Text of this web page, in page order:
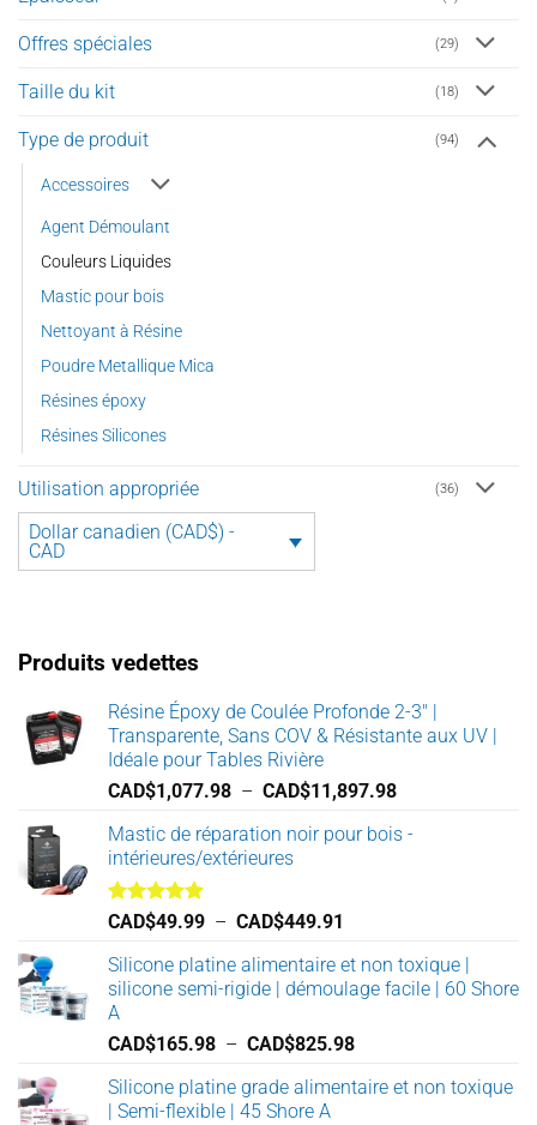
Offres spéciales (29)
Taille du kit (18)
Type de produit (94)
Accessoires
Agent Démoulant
Couleurs Liquides
Mastic pour bois
Nettoyant à Résine
Poudre Metallique Mica
Résines époxy
Résines Silicones
Utilisation appropriée (36)
Dollar canadien (CAD$) -
CAD
Produits vedettes
Résine Époxy de Coulée Profonde 2-3" |
Transparente, Sans COV & Résistante aux UV |
Idéale pour Tables Rivière
CAD$1,077.98 – CAD$11,897.98Plage
prix :
Mastic de réparation noir pour bois -
intérieures/extérieures
Note5.00
CAD$49.99 – CAD$449.91
prix :
CAD$49.99
CAD$449.91
Silicone platine alimentaire et non toxique |
silicone semi-rigide | démoulage facile | 60 Shore
A
CAD$165.98 – CAD$825.98Plage
prix :
Silicone platine grade alimentaire et non toxique
| Semi-flexible | 45 Shore A